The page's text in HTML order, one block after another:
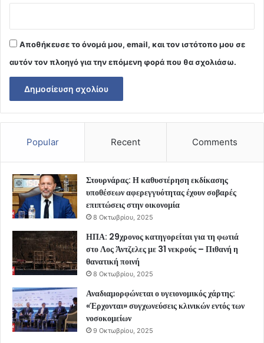
Αποθήκευσε το όνομά μου, email, και τον ιστότοπο μου σε
αυτόν τον πλοηγό για την επόμενη φορά που θα σχολιάσω.
Popular Recent Comments
Στουρνάρας: Η καθυστέρηση εκδίκασης
υποθέσεων αφερεγγυότητας έχουν σοβαρές
επιπτώσεις στην οικονομία
8 Οκτωβρίου, 2025
ΗΠΑ: 29χρονος κατηγορείται για τη φωτιά
στο Λος Άντζελες με 31 νεκρούς – Πιθανή η
θανατική ποινή
8 Οκτωβρίου, 2025
Αναδιαμορφώνεται ο υγειονομικός χάρτης:
«Έρχονται» συγχωνεύσεις κλινικών εντός των
νοσοκομείων
9 Οκτωβρίου, 2025